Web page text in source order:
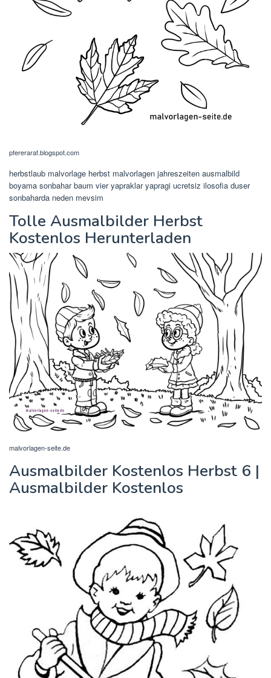
pfereraraf.blogspot.com
herbstlaub malvorlage herbst malvorlagen jahreszeiten ausmalbild
boyama sonbahar baum vier yapraklar yapragi ucretsiz ilosofia duser
sonbaharda neden mevsim
Tolle Ausmalbilder Herbst
Kostenlos Herunterladen
malvorlagen-seite.de
Ausmalbilder Kostenlos Herbst 6 |
Ausmalbilder Kostenlos